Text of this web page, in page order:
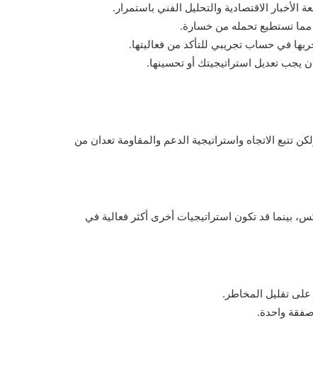
الاقتصادية والتحليل الفني باستمرار.
مما تستطيع تحمله من خسارة.
في حساب تجريبي للتأكد من فعاليتها.
يجب تعديل استراتيجيتك أو تحسينها.
الاتجاه واستراتيجية الدعم والمقاومة تعدان من
بينما قد تكون استراتيجيات أخرى أكثر فعالية في
تقليل المخاطر.
واحدة.